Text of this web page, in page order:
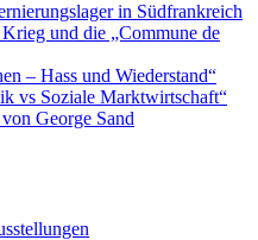
in Südfrankreich
und die „Commune de
– Hass und Wiederstand“
vs Soziale Marktwirtschaft“
George Sand